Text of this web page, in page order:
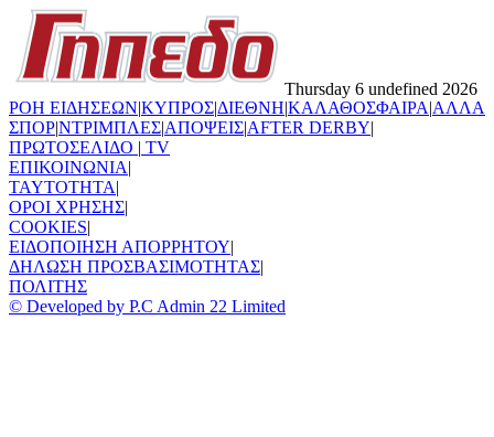
Thursday 6 undefined 2026
ΡΟΗ ΕΙΔΗΣΕΩΝ|ΚΥΠΡΟΣ|ΔΙΕΘΝΗ|ΚΑΛΑΘΟΣΦΑΙΡΑ|ΑΛΛΑ
ΣΠΟΡ|ΝΤΡΙΜΠΛΕΣ|ΑΠΟΨΕΙΣ|AFTER DERBY|
ΠΡΩΤΟΣΕΛΙΔΟ | TV
ΕΠΙΚΟΙΝΩΝΙΑ|
TAYTOTHTA|
ΟΡΟΙ ΧΡΗΣΗΣ|
COOKIES|
ΕΙΔΟΠΟΙΗΣΗ ΑΠΟΡΡΗΤΟΥ|
ΔΗΛΩΣΗ ΠΡΟΣΒΑΣΙΜΟΤΗΤΑΣ|
ΠΟΛΙΤΗΣ
© Developed by P.C Admin 22 Limited